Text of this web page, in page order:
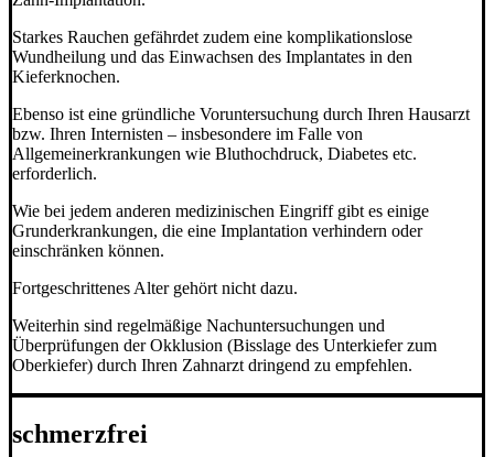
Starkes Rauchen gefährdet zudem eine komplikationslose
Wundheilung und das Einwachsen des Implantates in den
Kieferknochen.
Ebenso ist eine gründliche Voruntersuchung durch Ihren Hausarzt
bzw. Ihren Internisten – insbesondere im Falle von
Allgemeinerkrankungen wie Bluthochdruck, Diabetes etc.
erforderlich.
Wie bei jedem anderen medizinischen Eingriff gibt es einige
Grunderkrankungen, die eine Implantation verhindern oder
einschränken können.
Fortgeschrittenes Alter gehört nicht dazu.
Weiterhin sind regelmäßige Nachuntersuchungen und
Überprüfungen der Okklusion (Bisslage des Unterkiefer zum
Oberkiefer) durch Ihren Zahnarzt dringend zu empfehlen.
schmerzfrei